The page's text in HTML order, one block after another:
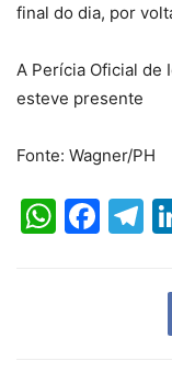
final do dia, por
A Perícia Oficial de
esteve presente
Fonte: Wagner/PH